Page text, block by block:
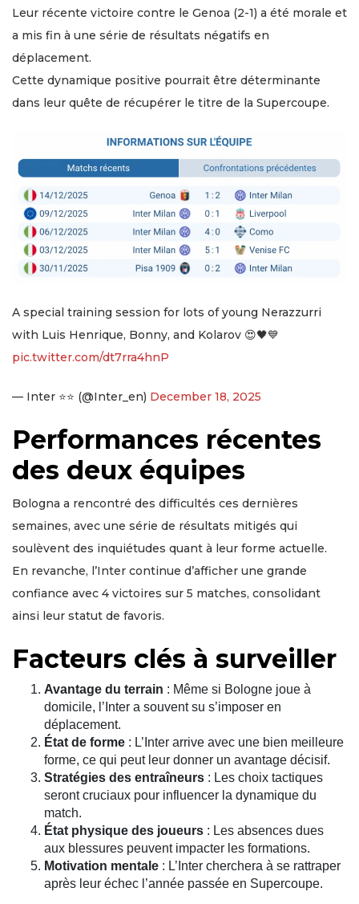
Leur récente victoire contre le Genoa (2-1) a été morale et
a mis fin à une série de résultats négatifs en
déplacement.
Cette dynamique positive pourrait être déterminante
dans leur quête de récupérer le titre de la Supercoupe.
A special training session for lots of young Nerazzurri
with Luis Henrique, Bonny, and Kolarov 😍🖤💙
pic.twitter.com/dt7rra4hnP
— Inter ⭐⭐ (@Inter_en) December 18, 2025
Performances récentes
des deux équipes
Bologna a rencontré des difficultés ces dernières
semaines, avec une série de résultats mitigés qui
soulèvent des inquiétudes quant à leur forme actuelle.
En revanche, l’Inter continue d’afficher une grande
confiance avec 4 victoires sur 5 matches, consolidant
ainsi leur statut de favoris.
Facteurs clés à surveiller
Avantage du terrain : Même si Bologne joue à
domicile, l’Inter a souvent su s’imposer en
déplacement.
État de forme : L’Inter arrive avec une bien meilleure
forme, ce qui peut leur donner un avantage décisif.
Stratégies des entraîneurs : Les choix tactiques
seront cruciaux pour influencer la dynamique du
match.
État physique des joueurs : Les absences dues
aux blessures peuvent impacter les formations.
Motivation mentale : L’Inter cherchera à se rattraper
après leur échec l’année passée en Supercoupe.